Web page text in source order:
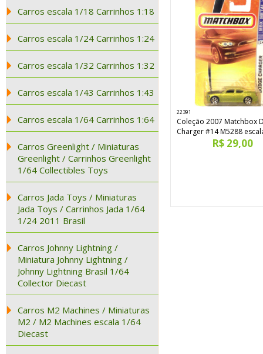
Carros escala 1/18 Carrinhos 1:18
Carros escala 1/24 Carrinhos 1:24
Carros escala 1/32 Carrinhos 1:32
Carros escala 1/43 Carrinhos 1:43
Carros escala 1/64 Carrinhos 1:64
Carros Greenlight / Miniaturas
Greenlight / Carrinhos Greenlight
1/64 Collectibles Toys
Carros Jada Toys / Miniaturas
Jada Toys / Carrinhos Jada 1/64
1/24 2011 Brasil
Carros Johnny Lightning /
Miniatura Johnny Lightning /
Johnny Lightning Brasil 1/64
Collector Diecast
Carros M2 Machines / Miniaturas
M2 / M2 Machines escala 1/64
Diecast
22391
Coleção 2007 Matchbox
Charger #14 M5288
R$ 29,00